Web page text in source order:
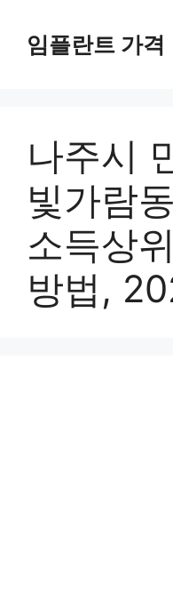
임플란트 가격
나주시
빛가람
소득상
방법,